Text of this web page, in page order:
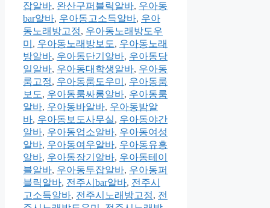
잡알바, 완산구퍼블릭알바, 우아동
bar알바, 우아동고소득알바, 우아
동노래방고정, 우아동노래방도우
미 , 우아동노래방보도, 우아동노래
방알바, 우아동단기알바, 우아동당
일알바, 우아동대학생알바, 우아동
룸고정, 우아동룸도우미 , 우아동룸
보도, 우아동룸싸롱알바, 우아동룸
알바, 우아동바알바, 우아동밤알
바, 우아동보도사무실, 우아동야간
알바, 우아동업소알바, 우아동여성
알바, 우아동여우알바, 우아동유흥
알바, 우아동장기알바, 우아동테이
블알바, 우아동투잡알바, 우아동퍼
블릭알바, 전주시bar알바, 전주시
고소득알바, 전주시노래방고정, 전